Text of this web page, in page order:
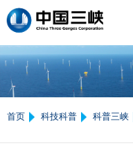
首页 科技科普 科普三峡